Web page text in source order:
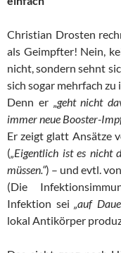
Christian Drosten
als Geimpfter! Nein,
nicht, sondern sehnt
sich sogar mehrfach zu
Denn er „geht nicht
immer neue Booster-
Er zeigt glatt Ansätze
(„Eigentlich ist es nicht
müssen.“) – und evtl.
(Die
Infektion sei„auf
lokal Antikörper